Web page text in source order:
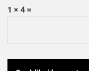
1 × 4 =